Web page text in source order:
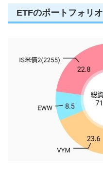
ETFのポートフォリオ